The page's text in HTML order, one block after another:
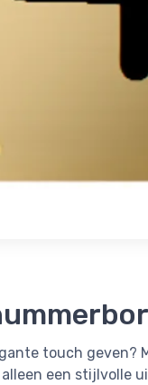
touch geven?
een stijlvolle